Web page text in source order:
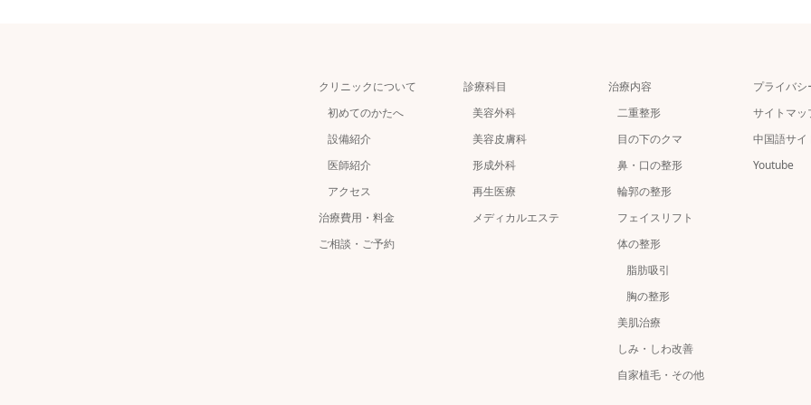
クリニックについて
初めてのかたへ
設備紹介
医師紹介
アクセス
治療費用・料金
ご相談・ご予約
診療科目
美容外科
美容皮膚科
形成外科
再生医療
メディカルエステ
治療内容
二重整形
目の下のクマ
鼻・口の整形
輪郭の整形
フェイスリフト
体の整形
脂肪吸引
胸の整形
美肌治療
しみ・しわ改善
自家植毛・その他
プライバシ
サイトマッ
中国語サイ
Youtube